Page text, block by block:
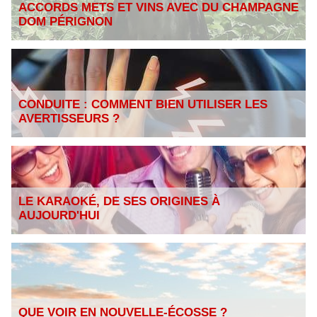
ACCORDS METS ET VINS AVEC DU CHAMPAGNE
DOM PÉRIGNON
CONDUITE : COMMENT BIEN UTILISER LES
AVERTISSEURS ?
LE KARAOKÉ, DE SES ORIGINES À
AUJOURD'HUI
QUE VOIR EN NOUVELLE-ÉCOSSE ?